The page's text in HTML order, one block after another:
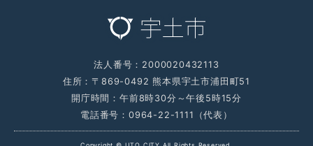
法人番号：2000020432113
住所：〒869-0492 熊本県宇土市浦田町51
開庁時間：午前8時30分～午後5時15分
電話番号：0964-22-1111（代表）